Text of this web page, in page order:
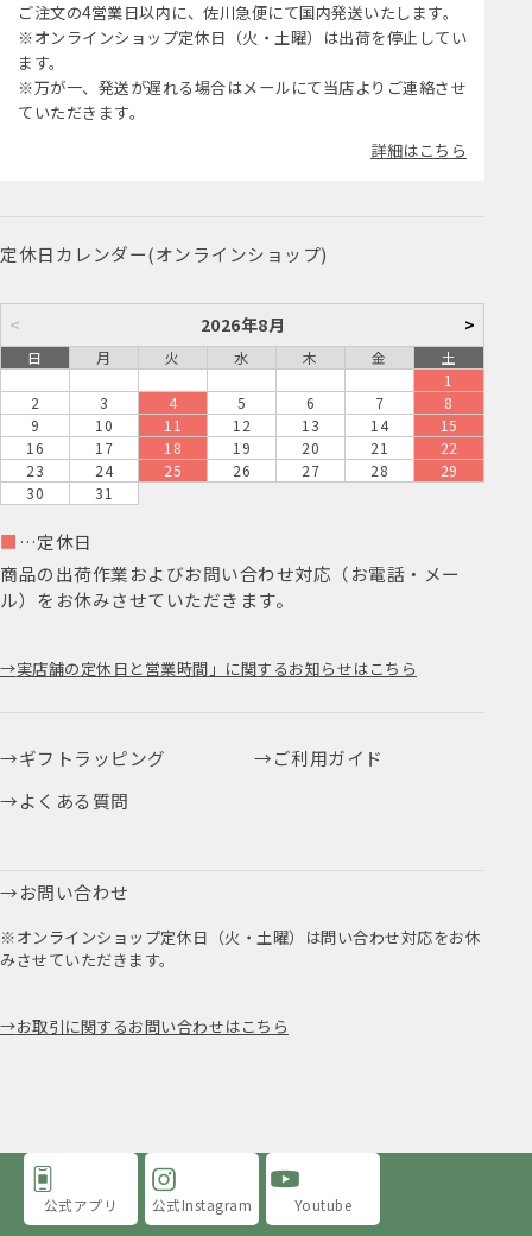
ご注文の4営業日以内に、佐川急便にて国内発送いたします。
※オンラインショップ定休日（火・土曜）は出荷を停止してい
ます。
※万が一、発送が遅れる場合はメールにて当店よりご連絡させ
ていただきます。
詳細はこちら
定休日カレンダー(オンラインショップ)
< 2026年8月 >
日 月 火 水 木 金
土
1
2
3 4 5 6 7
8
9
10 11 12 13 14
15
16
17 18 19 20 21
22
23
24 25 26 27 28
29
30
31
■ …定休日
商品の出荷作業およびお問い合わせ対応（お電話・メー
ル）をお休みさせていただきます。
実店舗の定休日と営業時間」に関するお知らせはこちら
ギフトラッピング
ご利用ガイド
よくある質問
お問い合わせ
※オンラインショップ定休日（火・土曜）は問い合わせ対応をお休
みさせていただきます。
お取引に関するお問い合わせはこちら
公式アプリ 公式Instagram Youtube